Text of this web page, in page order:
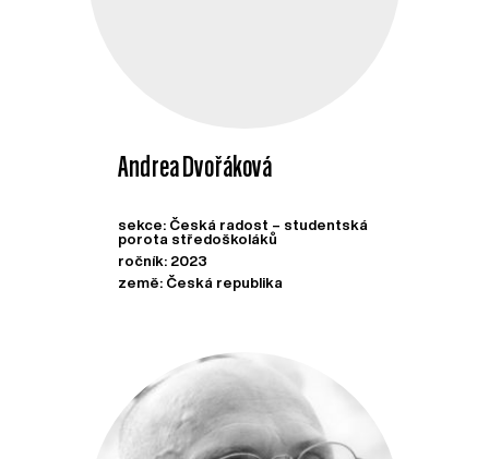
Andrea Dvořáková
sekce: Česká radost – studentská
porota středoškoláků
ročník: 2023
země: Česká republika